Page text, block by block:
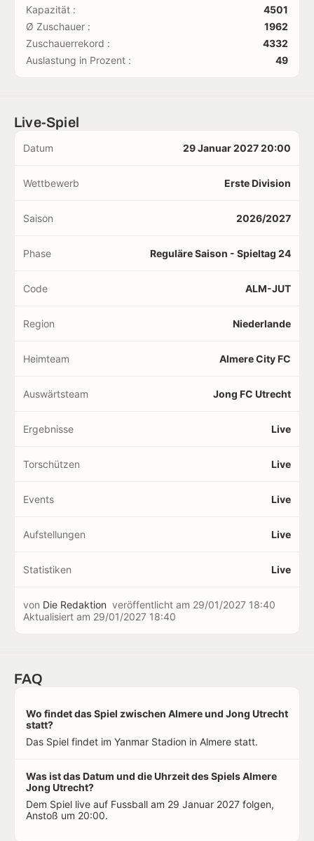
Kapazität :
4501
Ø Zuschauer :
1962
Zuschauerrekord :
4332
Auslastung in Prozent :
49
Live-Spiel
Datum 29 Januar 2027 20:00
Wettbewerb Erste Division
Saison 2026/2027
Phase Reguläre Saison - Spieltag 24
Code ALM-JUT
Region Niederlande
Heimteam Almere City FC
Auswärtsteam Jong FC Utrecht
Ergebnisse Live
Torschützen Live
Events Live
Aufstellungen Live
Statistiken Live
von Die Redaktion veröffentlicht am 29/01/2027 18:40
Aktualisiert am 29/01/2027 18:40
FAQ
Wo findet das Spiel zwischen Almere und Jong Utrecht
statt?
Das Spiel findet im Yanmar Stadion in Almere statt.
Was ist das Datum und die Uhrzeit des Spiels Almere
Jong Utrecht?
Dem Spiel live auf Fussball am 29 Januar 2027 folgen,
Anstoß um 20:00.